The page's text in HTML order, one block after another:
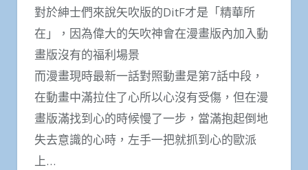
對於紳士們來說矢吹版的DitF才是「精華所
在」，因為偉大的矢吹神會在漫畫版內加入動
畫版沒有的福利場景
而漫畫現時最新一話對照動畫是第7話中段，
在動畫中滿拉住了心所以心沒有受傷，但在漫
畫版滿找到心的時候慢了一步，當滿抱起倒地
失去意識的心時，左手一把就抓到心的歐派
上…